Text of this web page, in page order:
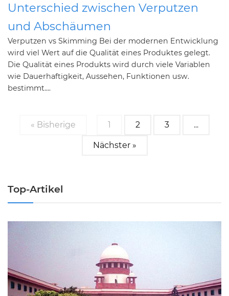
Unterschied zwischen Verputzen
und Abschäumen
Verputzen vs Skimming Bei der modernen Entwicklung
wird viel Wert auf die Qualität eines Produktes gelegt.
Die Qualität eines Produkts wird durch viele Variablen
wie Dauerhaftigkeit, Aussehen, Funktionen usw.
bestimmt....
« Bisherige 1 2 3 ...
Nächster »
Top-Artikel